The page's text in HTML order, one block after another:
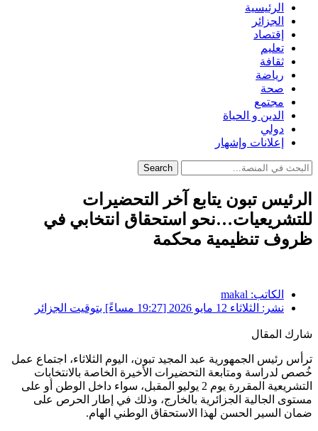
الرئيسية
الجزائر
إقتصاد
تعليم
ثقافة
رياضة
صحة
مجتمع
الدين و الحياة
دولي
إعلانات وإشهار
Search
الرئيس تبون يتابع آخر التحضيرات
للتشريعيات…نحو استحقاق انتخابي في
ظروف تنظيمية محكمة
الكاتب: makal
نشر: الثلاثاء 12 مايو 2026 [19:27 مساءً] بتوقيت الجزائر
شارك المقال
ترأس رئيس الجمهورية عبد المجيد تبون، اليوم الثلاثاء، اجتماع عمل
خُصص لدراسة ومتابعة التحضيرات الأخيرة الخاصة بالانتخابات
التشريعية المقررة يوم 2 يوليو المقبل، سواء داخل الوطن أو على
مستوى الجالية الجزائرية بالخارج، وذلك في إطار الحرص على
ضمان السير الحسن لهذا الاستحقاق الوطني الهام.